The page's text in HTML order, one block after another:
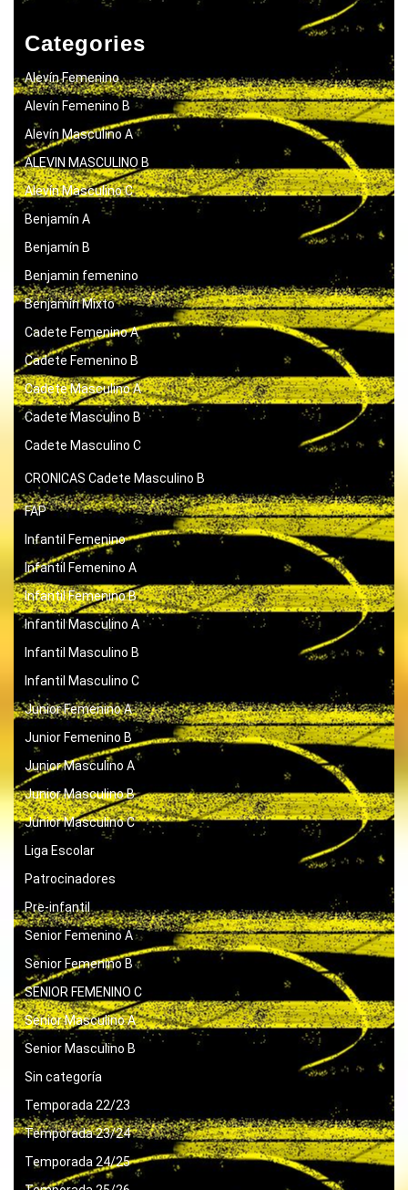
Categories
Alevín Femenino
Alevín Femenino B
Alevín Masculino A
ALEVIN MASCULINO B
Alevín Masculino C
Benjamín A
Benjamín B
Benjamin femenino
Benjamín Mixto
Cadete Femenino A
Cadete Femenino B
Cadete Masculino A
Cadete Masculino B
Cadete Masculino C
CRONICAS Cadete Masculino B
FAP
Infantil Femenino
Infantil Femenino A
Infantil Femenino B
Infantil Masculino A
Infantil Masculino B
Infantil Masculino C
Junior Femenino A
Junior Femenino B
Junior Masculino A
Junior Masculino B
Junior Masculino C
Liga Escolar
Patrocinadores
Pre-infantil
Senior Femenino A
Senior Femenino B
SENIOR FEMENINO C
Senior Masculino A
Senior Masculino B
Sin categoría
Temporada 22/23
Temporada 23/24
Temporada 24/25